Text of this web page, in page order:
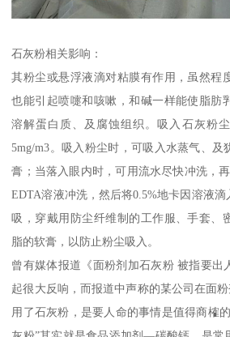
石灰粉相关影响：
其粉尘或悬浮液滴对粘膜有作用，虽然程
也能引起喷嚏和咳嗽，和碱一样能使脂肪
溶解蛋白质、及腐蚀组织。吸入石灰粉
5mg/m3。吸入粉尘时，可吸入水蒸气、及
膏；当落入眼内时，可用流水尽快冲洗，
EDTA溶液冲洗，然后将0.5%地卡因溶液
吸，穿戴用防尘纤维制的工作服、手套、
脂的软膏，以防止粉尘吸入。
曾有媒体报道《面粉剂加石灰粉 被指要出
起很大反响，而报道中声称的某公司在面
用了石灰粉，是要人命的事情是值得商榷